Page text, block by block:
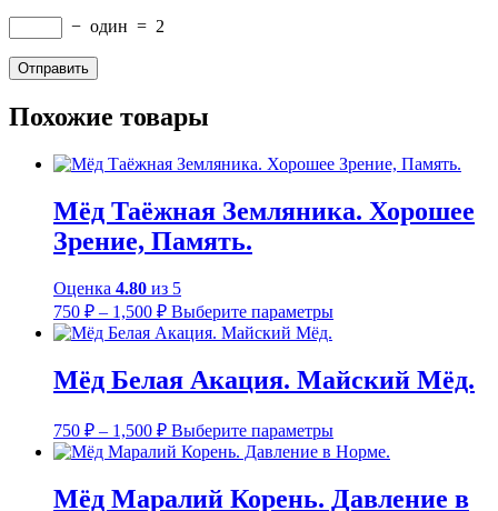
− один = 2
Похожие товары
Мёд Таёжная Земляника. Хорошее
Зрение, Память.
Оценка 4.80 из 5
750 ₽ – 1,500 ₽Диапазон
цен:
1,500 ₽
Выберите параметрыЭтот
несколько
вариаций.
можно
выбрать
странице
товара.
Мёд Белая Акация. Майский Мёд.
750 ₽ – 1,500 ₽Диапазон
цен:
Выберите параметрыЭтот
товар
имеет
несколько
вариаций.
Мёд Маралий Корень. Давление в